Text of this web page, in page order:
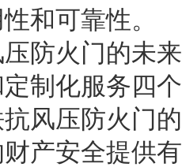
和可靠性。
防火门的未
制化服务四
风压防火门
产安全提供